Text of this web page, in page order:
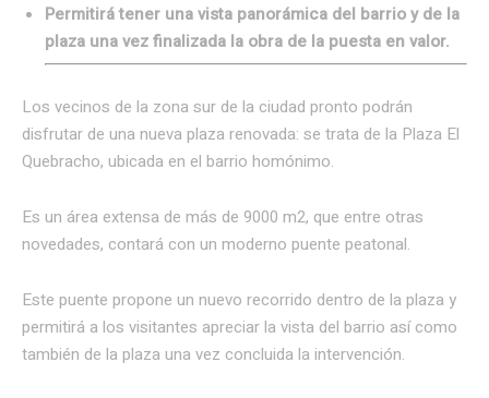
Permitirá tener una vista panorámica del barrio y de la
plaza una vez finalizada la obra de la puesta en valor.
Los vecinos de la zona sur de la ciudad pronto podrán
disfrutar de una nueva plaza renovada: se trata de la Plaza El
Quebracho, ubicada en el barrio homónimo.
Es un área extensa de más de 9000 m2, que entre otras
novedades, contará con un moderno puente peatonal.
Este puente propone un nuevo recorrido dentro de la plaza y
permitirá a los visitantes apreciar la vista del barrio así como
también de la plaza una vez concluida la intervención.